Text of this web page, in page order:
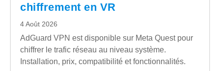
chiffrement en VR
4 Août 2026
AdGuard VPN est disponible sur Meta Quest pour
chiffrer le trafic réseau au niveau système.
Installation, prix, compatibilité et fonctionnalités.